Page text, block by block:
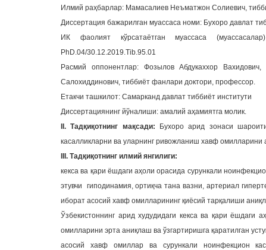
Илмий раҳбарлар: Мамасалиев Неъматжон Солиевич,
Диссертация бажарилган муассаса номи: Бухоро давлат
ИК фаолият кўрсатаётган муассаса
PhD.04/30.12.2019.Tib.95.01
Расмий оппонентлар: Фозылов Абдукаххор
Салохиддинович, тиббиёт фанлари доктори, профессор.
Етакчи ташкилот: Самарканд давлат тиббиёт институти
Диссертациянинг йўналиши: амалий аҳамиятга молик.
II. Тадқиқотнинг мақсади: Бухоро арид зонаси
касалликларни ва уларнинг ривожланиш хавф
III. Тадқиқотнинг илмий янгилиги:
кекса ва қари ёшдаги аҳоли орасида сурункали
этувчи гиподинамия, ортиқча тана вазни, артериал
иборат асосий хавф омилларининг қиёсий тарқалиши
Ўзбекистоннинг арид худудидаги кекса ва қари ёшдаги
омилларини эрта аниқлаш ва ўзгартиришга қаратилган
асосий хавф омиллар ва сурункали ноинфекцион